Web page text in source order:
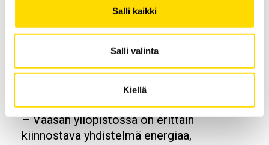
Salli kaikki
Salli valinta
Kiellä
ionilähteiden kehittämisen parissa.
Yritysmaailmassa Suominen on perustanut
kolme teknologiayritystä ja toiminut muun
muassa toimitusjohtajana,
teknologiajohtajana ja hallitustehtävissä.
Hänellä on myös useita patentteja.
– Vaasan yliopistossa on erittäin
kiinnostava yhdistelmä energiaa,